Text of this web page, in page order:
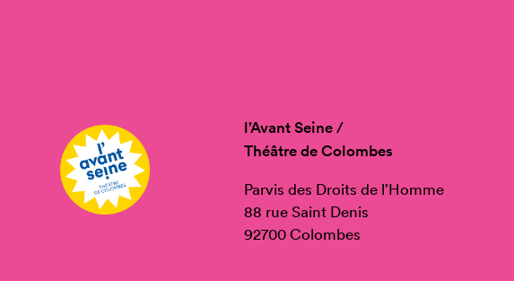
l’Avant Seine /
Théâtre de Colombes
Parvis des Droits de l’Homme
88 rue Saint Denis
92700 Colombes